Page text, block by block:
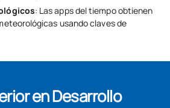
: Las apps del tiempo obtienen
usando claves de
en Desarrollo